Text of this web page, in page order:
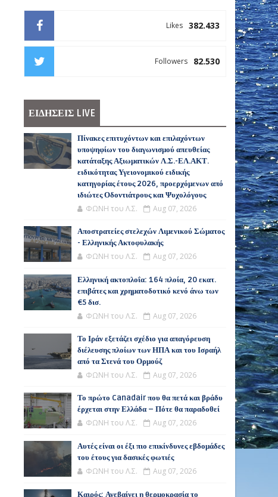
382.433
Likes
82.530
Followers
ΕΙΔΗΣΕΙΣ LIVE
Πίνακες επιτυχόντων και επιλαχόντων
υποψηφίων του διαγωνισμού απευθείας
κατάταξης Αξιωματικών Λ.Σ.-ΕΛ.ΑΚΤ.
ειδικότητας Υγειονομικού ειδικής
κατηγορίας έτους 2026, προερχόμενων από
ιδιώτες Οδοντιάτρους και Ψυχολόγους
ΦΩΝΗ του Λ.Σ. Aug 07, 2026
Αποστρατείες στελεχών Λιμενικού Σώματος
- Ελληνικής Ακτοφυλακής
ΦΩΝΗ του Λ.Σ. Aug 07, 2026
Ελληνική ακτοπλοΐα: 164 πλοία, 20 εκατ.
επιβάτες και χρηματοδοτικό κενό άνω των
€5 δισ.
ΦΩΝΗ του Λ.Σ. Aug 07, 2026
Το Ιράν εξετάζει σχέδιο για απαγόρευση
διέλευσης πλοίων των ΗΠΑ και του Ισραήλ
από τα Στενά του Ορμούζ
ΦΩΝΗ του Λ.Σ. Aug 07, 2026
Το πρώτο Canadair που θα πετά και βράδυ
έρχεται στην Ελλάδα – Πότε θα παραδοθεί
ΦΩΝΗ του Λ.Σ. Aug 07, 2026
Αυτές είναι οι έξι πιο επικίνδυνες εβδομάδες
του έτους για δασικές φωτιές
ΦΩΝΗ του Λ.Σ. Aug 07, 2026
Καιρός: Ανεβαίνει η θερμοκρασία το